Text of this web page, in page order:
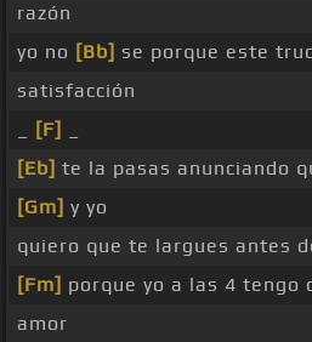
razón
yo no [Bb] se porque este
satisfacción
[F]
[Eb] te la pasas anunciando
[Gm] y yo
quiero que te largues antes
[Fm] porque yo a las 4 tengo
amor